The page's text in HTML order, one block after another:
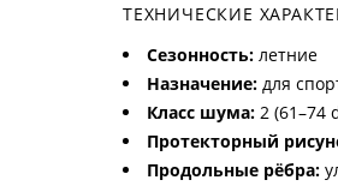
ТЕХНИЧЕСКИЕ
Сезонность: летние
Назначение: для
Класс шума: 2 (61–74
Протекторный
Продольные рёбра: